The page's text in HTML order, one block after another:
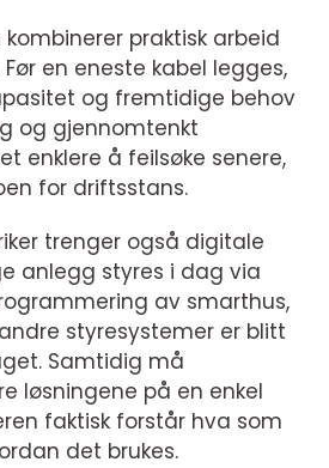
praktisk arbeid
en eneste kabel legges,
og fremtidige behov
og gjennomtenkt
enklere å feilsøke senere,
for driftsstans.
trenger også digitale
anlegg styres i dag via
av smarthus,
styresystemer er blitt
Samtidig må
løsningene på en enkel
faktisk forstår hva som
det brukes.